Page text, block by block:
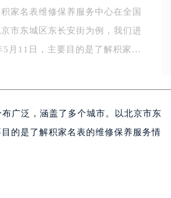
预约）
前预约）
17层1706室（需提前预约）
约）
需提前预约）
前预约）
家名表维修保养服务中心在全国
市东城区东长安街为例，我们进
月11日，主要目的是了解积家名
广泛，涵盖了多个城市。以北京市东
的是了解积家名表的维修保养服务情